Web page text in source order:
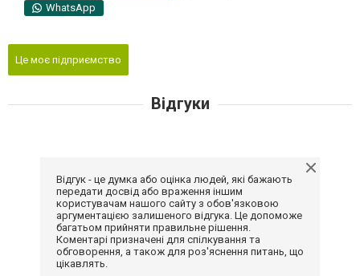
WhatsApp
Це моє підприємство
Відгуки
Відгук - це думка або оцінка людей, які бажають
передати досвід або враження іншим
користувачам нашого сайту з обов'язковою
аргументацією залишеного відгука. Це допоможе
багатьом прийняти правильне рішення.
Коментарі призначені для спілкування та
обговорення, а також для роз'яснення питань, що
цікавлять.